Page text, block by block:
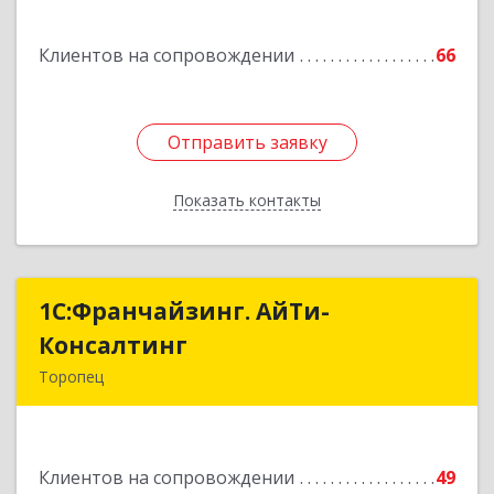
Клиентов на сопровождении 66
Отправить заявку
Показать контакты
Отправить заявку
Назад
1С:Франчайзинг. АйТи-
Консалтинг
Торопец
Клиентов на сопровождении 49
1С:Франчайзинг. АйТи-
Подробнее